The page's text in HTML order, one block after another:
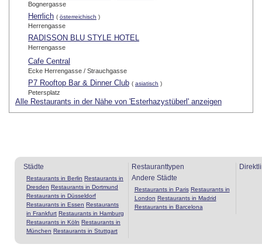
Bognergasse
Herrlich ( österreichisch )
Herrengasse
RADISSON BLU STYLE HOTEL
Herrengasse
Cafe Central
Ecke Herrengasse / Strauchgasse
P7 Rooftop Bar & Dinner Club ( asiatisch )
Petersplatz
Alle Restaurants in der Nähe von 'Esterhazystüberl' anzeigen
Städte
Restaurants in Berlin Restaurants in
Dresden Restaurants in Dortmund
Restaurants in Düsseldorf
Restaurants in Essen Restaurants
in Frankfurt Restaurants in Hamburg
Restaurants in Köln Restaurants in
München Restaurants in Stuttgart
Restauranttypen
Andere Städte
Restaurants in Paris Restaurants in
London Restaurants in Madrid
Restaurants in Barcelona